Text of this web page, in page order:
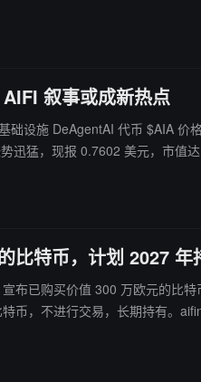
叙事或成新热点
设施 DeAgentAI 代币 $AIA
比特币，计划 2027 年
布已购买价值 300 万欧元的比
币，不进行交易，长期持有。